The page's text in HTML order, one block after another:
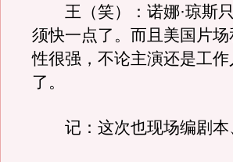
王（笑）：诺娜·琼斯只
须快一点了。而且美国片
性很强，不论主演还是工
了。
记：这次也现场编剧本